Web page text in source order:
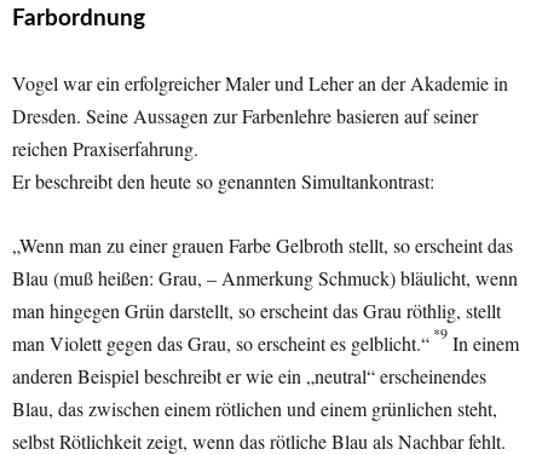
Farbordnung
Vogel war ein erfolgreicher Maler und Leher an der Akademie in
Dresden. Seine Aussagen zur Farbenlehre basieren auf seiner
reichen Praxiserfahrung.
Er beschreibt den heute so genannten Simultankontrast:
„Wenn man zu einer grauen Farbe Gelbroth stellt, so erscheint das
Blau (muß heißen: Grau, – Anmerkung Schmuck) bläulicht, wenn
man hingegen Grün darstellt, so erscheint das Grau röthlig, stellt
man Violett gegen das Grau, so erscheint es gelblicht.“ *9 In einem
anderen Beispiel beschreibt er wie ein „neutral“ erscheinendes
Blau, das zwischen einem rötlichen und einem grünlichen steht,
selbst Rötlichkeit zeigt, wenn das rötliche Blau als Nachbar fehlt.